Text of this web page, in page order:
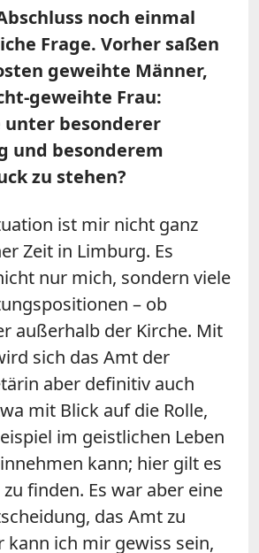
noch einmal
Frage. Vorher saßen
geweihte Männer,
geweihte Frau:
unter besonderer
und besonderem
zu stehen?
ist mir nicht ganz
Zeit in Limburg. Es
nur mich, sondern viele
– ob
außerhalb der Kirche. Mit
sich das Amt der
aber definitiv auch
mit Blick auf die Rolle,
im geistlichen Leben
kann; hier gilt es
finden. Es war aber eine
das Amt zu
kann ich mir gewiss sein,